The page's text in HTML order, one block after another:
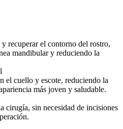
recuperar el contorno del rostro,
mandibular y reduciendo la
el cuello y escote, reduciendo la
más joven y saludable.
cirugía, sin necesidad de incisiones